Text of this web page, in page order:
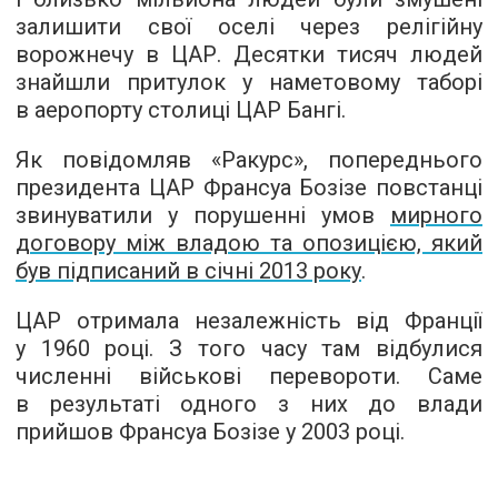
залишити свої оселі через релігійну
ворожнечу в ЦАР. Десятки тисяч людей
знайшли притулок у наметовому таборі
в аеропорту столиці ЦАР Бангі.
Як повідомляв «Ракурс», попереднього
президента ЦАР Франсуа Бозізе повстанці
звинуватили у порушенні умов мирного
договору між владою та опозицією, який
був підписаний в січні 2013 року.
ЦАР отримала незалежність від Франції
у 1960 році. З того часу там відбулися
численні військові перевороти. Саме
в результаті одного з них до влади
прийшов Франсуа Бозізе у 2003 році.